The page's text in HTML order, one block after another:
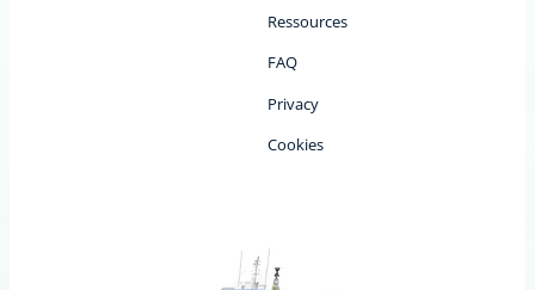
Ressources
FAQ
Privacy
Cookies